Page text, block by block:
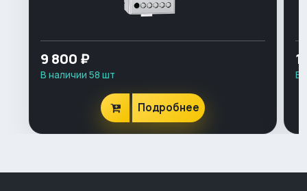
9 800 ₽
В наличии 58 шт
Подробнее
В